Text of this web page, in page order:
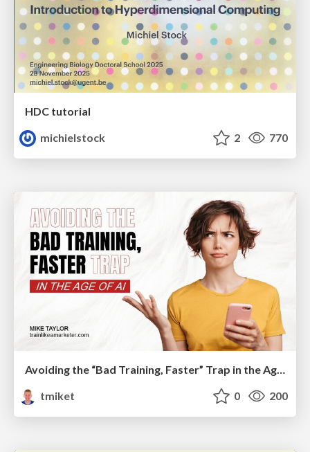
HDC tutorial
michielstock
2 770
Avoiding the “Bad Training, Faster” Trap in the Age of AI
tmiket
0 200